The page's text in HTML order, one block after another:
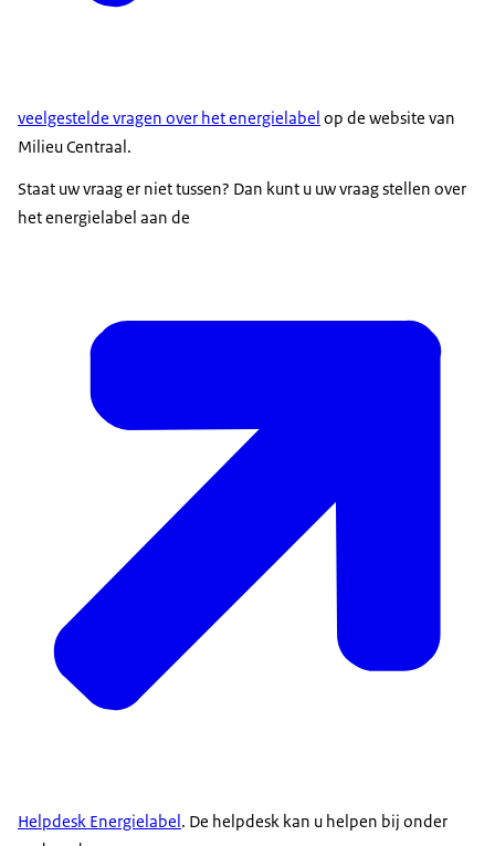
veelgestelde vragen over het energielabel op de website van
Milieu Centraal.
Staat uw vraag er niet tussen? Dan kunt u uw vraag stellen over
het energielabel aan de
Helpdesk Energielabel. De helpdesk kan u helpen bij onder